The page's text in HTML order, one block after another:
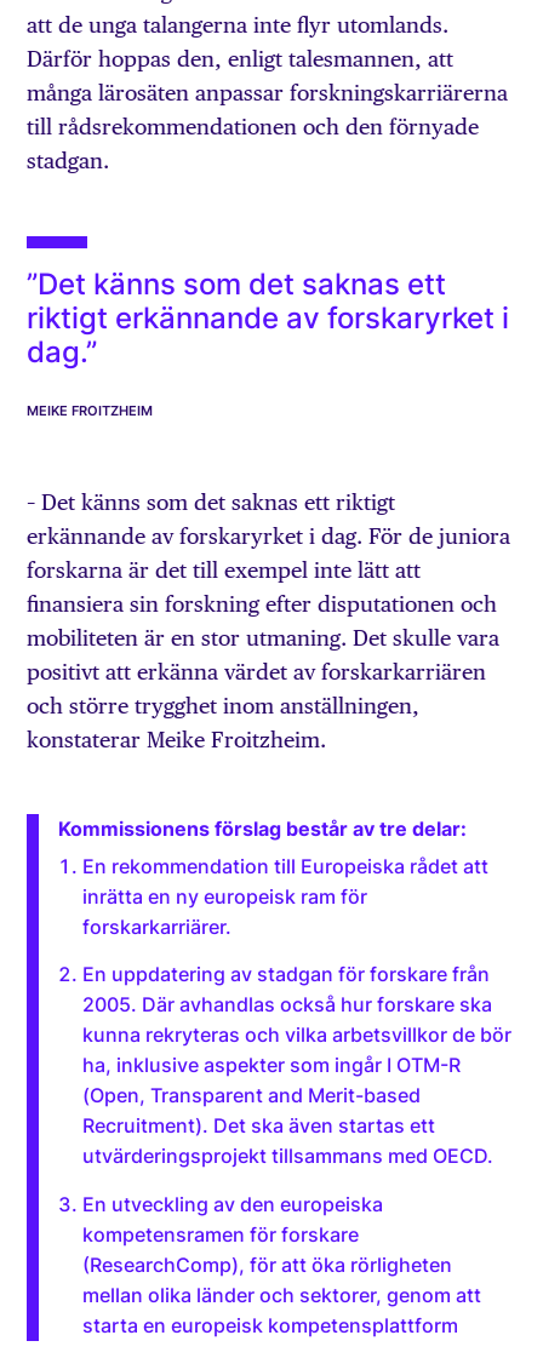
att de unga talangerna inte flyr utomlands.
Därför hoppas den, enligt talesmannen, att
många lärosäten anpassar forskningskarriärerna
till rådsrekommendationen och den förnyade
stadgan.
”Det känns som det saknas ett
riktigt erkännande av forskaryrket i
dag.”
MEIKE FROITZHEIM
– Det känns som det saknas ett riktigt
erkännande av forskaryrket i dag. För de juniora
forskarna är det till exempel inte lätt att
finansiera sin forskning efter disputationen och
mobiliteten är en stor utmaning. Det skulle vara
positivt att erkänna värdet av forskarkarriären
och större trygghet inom anställningen,
konstaterar Meike Froitzheim.
Kommissionens förslag består av tre delar:
En rekommendation till Europeiska rådet att
inrätta en ny europeisk ram för
forskarkarriärer.
En uppdatering av stadgan för forskare från
2005. Där avhandlas också hur forskare ska
kunna rekryteras och vilka arbetsvillkor de bör
ha, inklusive aspekter som ingår I OTM-R
(Open, Transparent and Merit-based
Recruitment). Det ska även startas ett
utvärderingsprojekt tillsammans med OECD.
En utveckling av den europeiska
kompetensramen för forskare
(ResearchComp), för att öka rörligheten
mellan olika länder och sektorer, genom att
starta en europeisk kompetensplattform